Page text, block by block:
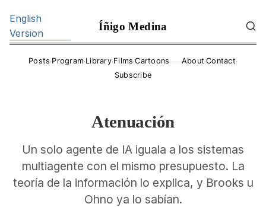
English
Version
Íñigo Medina
Posts·Program·Library·Films·Cartoons——About·Contact·
Subscribe
Atenuación
Un solo agente de IA iguala a los sistemas
multiagente con el mismo presupuesto. La
teoría de la información lo explica, y Brooks u
Ohno ya lo sabían.